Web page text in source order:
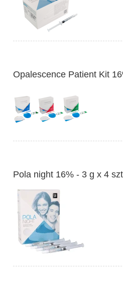
Opalescence Patient Kit
Pola night 16% - 3 g x 4